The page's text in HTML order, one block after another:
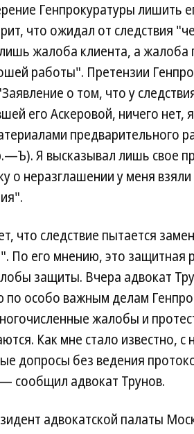
Генпрокуратуры лишить
что ожидал от следствия
жалоба клиента, а
работы". Претензии
о том, что у
его Аскеровой, ничего нет,
предварительного
Я высказывал лишь свое
о неразглашении у меня
что следствие пытается
По его мнению, это защитная
защиты. Вчера адвокат
по особо важным делам
жалобы и
Как мне стало известно,
допросы без ведения
сообщил адвокат Трунов.
адвокатской палаты